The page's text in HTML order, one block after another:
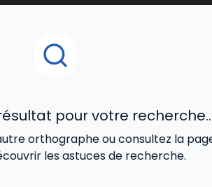
pour votre
orthographe ou consultez la
les astuces de recherche.